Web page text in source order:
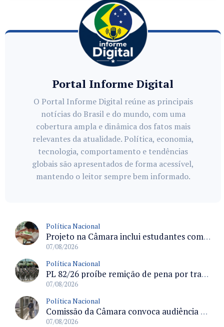
Portal Informe Digital
O Portal Informe Digital reúne as principais
notícias do Brasil e do mundo, com uma
cobertura ampla e dinâmica dos fatos mais
relevantes da atualidade. Política, economia,
tecnologia, comportamento e tendências
globais são apresentados de forma acessível,
mantendo o leitor sempre bem informado.
Política Nacional
Projeto na Câmara inclui estudantes com deficiência no regime escolar especial da LDB e estabelece critérios para frequência
07/08/2026
Política Nacional
PL 82/26 proíbe remição de pena por trabalho em funções militares para condenados por crimes contra o Estado Democrático de Direito
07/08/2026
Política Nacional
Comissão da Câmara convoca audiência para discutir misoginia nas escolas e universidades após divulgação de listas misóginas
07/08/2026